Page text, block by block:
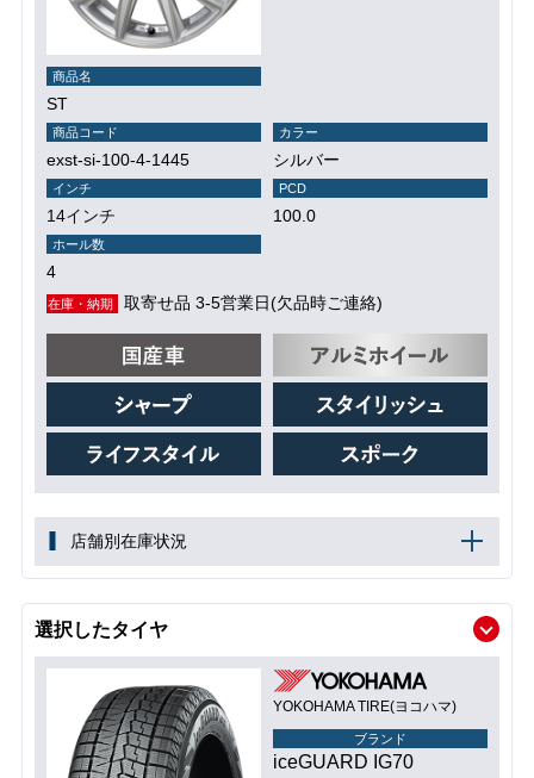
商品名
ST
商品コード
exst-si-100-4-1445
カラー
シルバー
インチ
14インチ
PCD
100.0
ホール数
4
在庫・納期 取寄せ品 3-5営業日(欠品時ご連絡)
店舗別在庫状況
選択したタイヤ
YOKOHAMA TIRE(ヨコハマ)
ブランド
iceGUARD IG70